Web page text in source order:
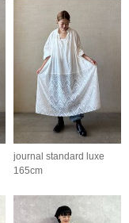
journal standard luxe
165cm